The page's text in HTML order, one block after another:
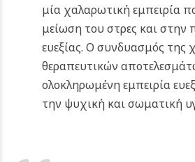
μία χαλαρωτική εμπειρία
μείωση του στρες και στην
ευεξίας. Ο συνδυασμός της
θεραπευτικών
ολοκληρωμένη εμπειρία
την ψυχική και σωματική